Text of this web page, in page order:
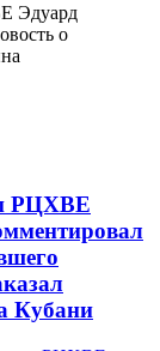
Эдуард
о
РЦХВЕ
Кубани